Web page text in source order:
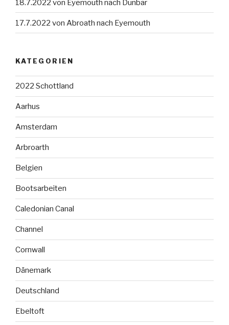
18.7.2022 von Eyemouth nach Dunbar
17.7.2022 von Abroath nach Eyemouth
KATEGORIEN
2022 Schottland
Aarhus
Amsterdam
Arbroarth
Belgien
Bootsarbeiten
Caledonian Canal
Channel
Cornwall
Dänemark
Deutschland
Ebeltoft